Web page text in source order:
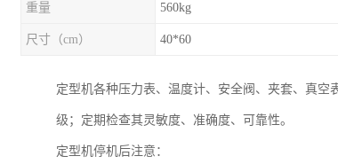
重量 560kg
尺寸（cm） 40*60
定型机各种压力表、温度计、安全阀、夹套、真
级；定期检查其灵敏度、准确度、可靠性。
定型机停机后注意：